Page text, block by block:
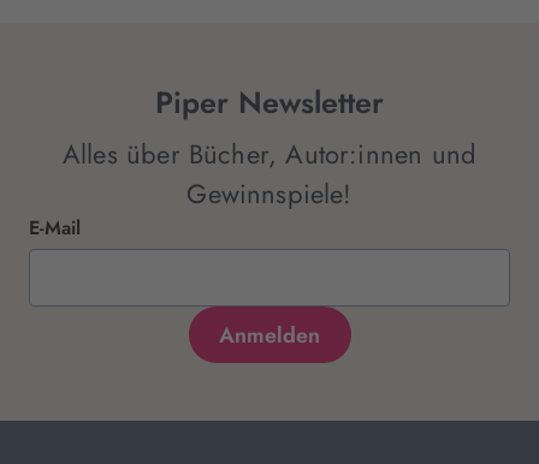
Piper Newsletter
Alles über Bücher, Autor:innen und
Gewinnspiele!
E-Mail